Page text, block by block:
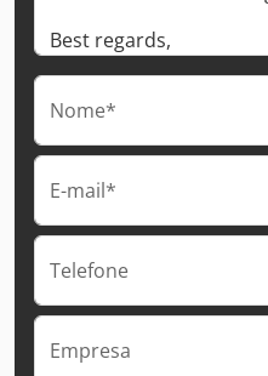
Nome*
E-mail*
Telefone
Empresa